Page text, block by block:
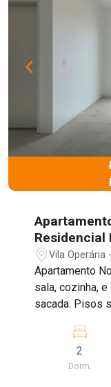
Residencial
Rio Claro/SP
Vila Operária
Apartamento
sala, cozinha,
sacada. Pisos
espaço pets,
2
Dorm.